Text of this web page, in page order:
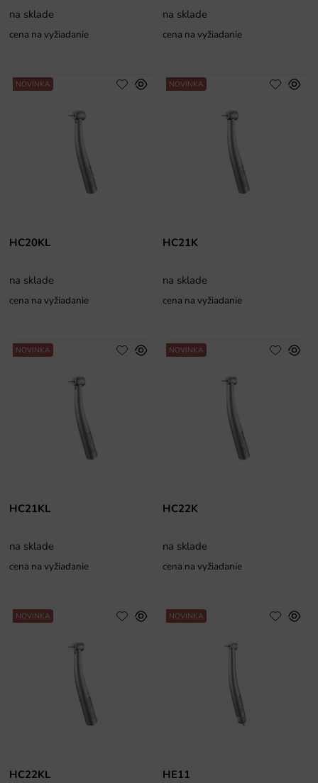
na sklade
cena na vyžiadanie
na sklade
cena na vyžiadanie
HC20KL
NOVINKA
na sklade
cena na vyžiadanie
HC21K
NOVINKA
na sklade
cena na vyžiadanie
HC21KL
NOVINKA
na sklade
cena na vyžiadanie
HC22K
NOVINKA
na sklade
cena na vyžiadanie
HC22KL
NOVINKA
HE11
NOVINKA